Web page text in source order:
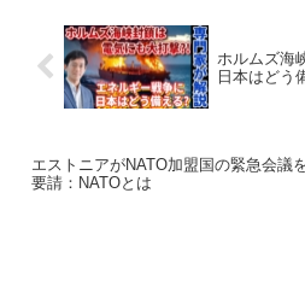
ホルムズ海
日本はどう
エストニアがNATO加盟国の緊急会議
要請：NATOとは